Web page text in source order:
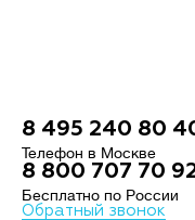
8 495 240 80
Телефон в Москве
8 800 707 70
Бесплатно по России
Обратный звонок